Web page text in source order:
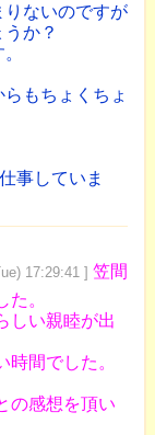
ないのですが
か？
もちょくちょ
事していま
17:29:41 ] 笠間
。
しい親睦が出
間でした。
の感想を頂い